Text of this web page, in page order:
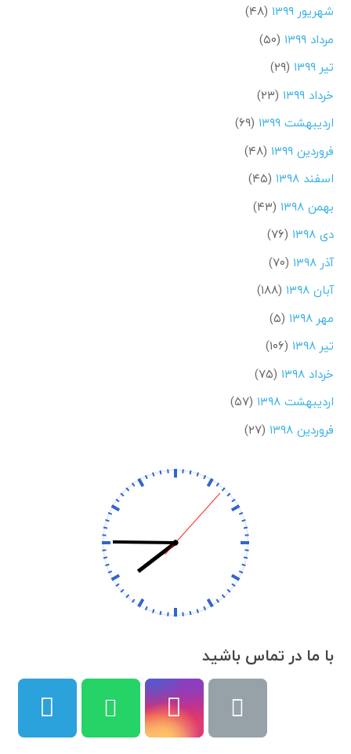
شهریور ۱۳۹۹
(۴۸)
مرداد ۱۳۹۹
(۵۰)
تیر ۱۳۹۹
(۲۹)
خرداد ۱۳۹۹
(۲۳)
اردیبهشت ۱۳۹۹
(۶۹)
فروردین ۱۳۹۹
(۴۸)
اسفند ۱۳۹۸
(۴۵)
بهمن ۱۳۹۸
(۴۳)
دی ۱۳۹۸
(۷۶)
آذر ۱۳۹۸
(۷۰)
آبان ۱۳۹۸
(۱۸۸)
مهر ۱۳۹۸
(۵)
تیر ۱۳۹۸
(۱۰۶)
خرداد ۱۳۹۸
(۷۵)
اردیبهشت ۱۳۹۸
(۵۷)
فروردین ۱۳۹۸
(۲۷)
با ما در تماس باشید